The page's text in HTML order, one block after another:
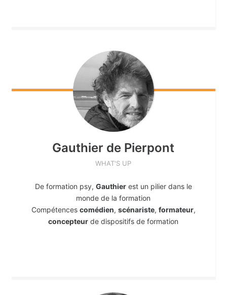
Gauthier de Pierpont
WHAT'S UP
De formation psy, Gauthierest un pilier dans le
monde de la formation
Compétences comédien, scénariste, formateur,
concepteur de dispositifs de formation